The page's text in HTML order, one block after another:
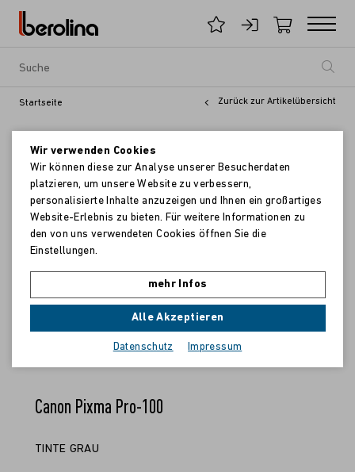
Startseite Zurück zur Artikelübersicht
Canon Pixma Pro-100
TINTE GRAU
Wir verwenden Cookies
Wir können diese zur Analyse unserer Besucherdaten
platzieren, um unsere Website zu verbessern,
personalisierte Inhalte anzuzeigen und Ihnen ein großartiges
Website-Erlebnis zu bieten. Für weitere Informationen zu
den von uns verwendeten Cookies öffnen Sie die
Einstellungen.
mehr Infos
Alle Akzeptieren
Datenschutz Impressum